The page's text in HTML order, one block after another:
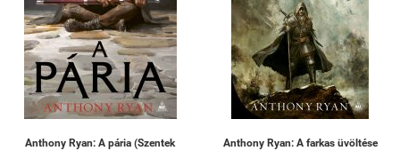
Anthony Ryan: A pária (Szentek
Anthony Ryan: A farkas üvöltése